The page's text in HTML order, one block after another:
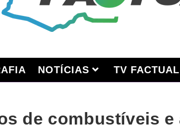
NOTÍCIAS TV FACTUAL
de combustíveis e